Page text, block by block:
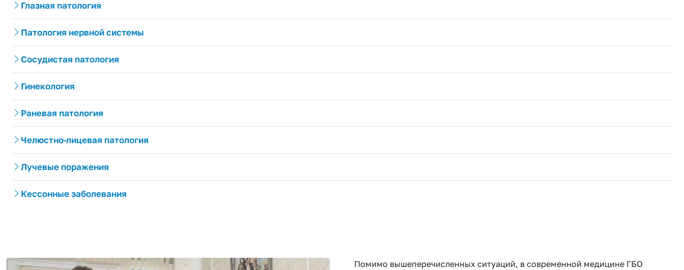
Глазная патология
Патология нервной системы
Сосудистая патология
Гинекология
Раневая патология
Челюстно-лицевая патология
Лучевые поражения
Кессонные заболевания
Помимо вышеперечисленных ситуаций, в современной медицине ГБО